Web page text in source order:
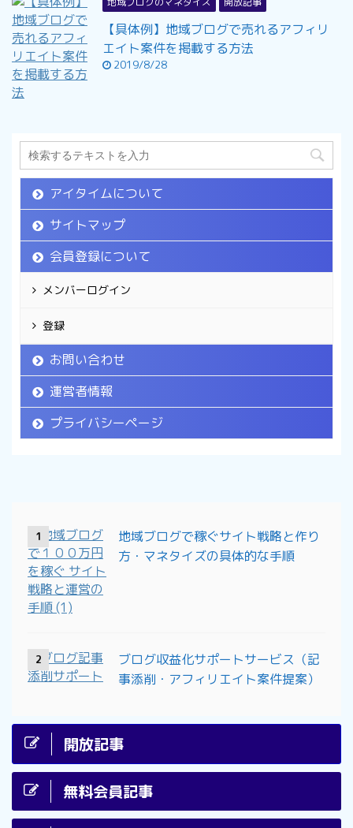
【具体例】地域ブログで売れるアフィリ
エイト案件を掲載する方法
2019/8/28
アイタイムについて
サイトマップ
会員登録について
メンバーログイン
登録
お問い合わせ
運営者情報
プライバシーページ
1
地域ブログで稼ぐサイト戦略と作り
方・マネタイズの具体的な手順
2
ブログ収益化サポートサービス（記
事添削・アフィリエイト案件提案）
開放記事
無料会員記事